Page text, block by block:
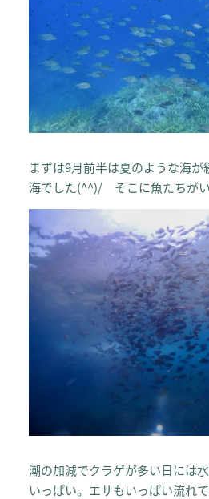
まずは9月前半は夏のような海が
海でした(^^)/ そこに魚たちがい
潮の加減でクラゲが多い日には
いっぱい。エサもいっぱい流れ